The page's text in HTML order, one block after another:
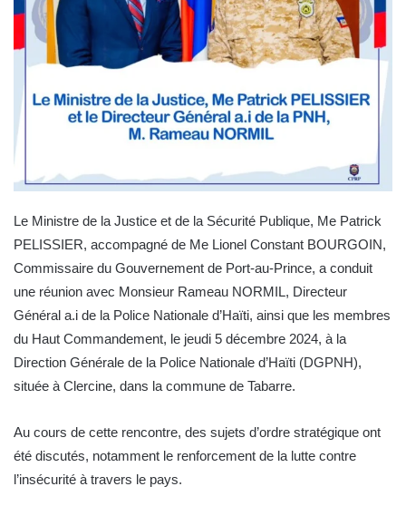
Le Ministre de la Justice et de la Sécurité Publique, Me Patrick
PELISSIER, accompagné de Me Lionel Constant BOURGOIN,
Commissaire du Gouvernement de Port-au-Prince, a conduit
une réunion avec Monsieur Rameau NORMIL, Directeur
Général a.i de la Police Nationale d’Haïti, ainsi que les membres
du Haut Commandement, le jeudi 5 décembre 2024, à la
Direction Générale de la Police Nationale d’Haïti (DGPNH),
située à Clercine, dans la commune de Tabarre.
Au cours de cette rencontre, des sujets d’ordre stratégique ont
été discutés, notamment le renforcement de la lutte contre
l’insécurité à travers le pays.